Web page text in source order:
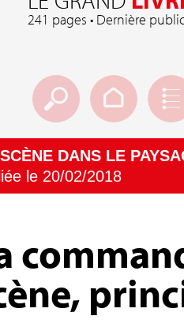
241 pages • Dernière
DANS LE
le 20/02/2018